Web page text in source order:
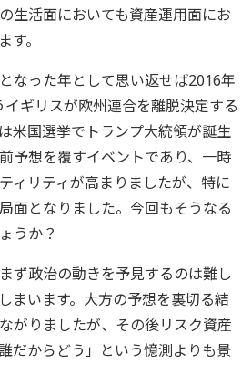
生活面においても資産運用面にお
す。
なった年として思い返せば2016年
ギリスが欧州連合を離脱決定する
米国選挙でトランプ大統領が誕生
予想を覆すイベントであり、一時
ィリティが高まりましたが、特に
面となりました。今回もそうなる
うか？
ず政治の動きを予見するのは難し
まいます。大方の予想を裏切る結
がりましたが、その後リスク資産
だからどう」という憶測よりも景